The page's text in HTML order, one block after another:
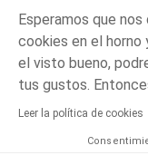
Esperamos que
cookies en el horno
el visto bueno,
tus gustos.
Leer la política de cookies
Beige
El pago
Orchestra adhiere al
electrónico y venta a